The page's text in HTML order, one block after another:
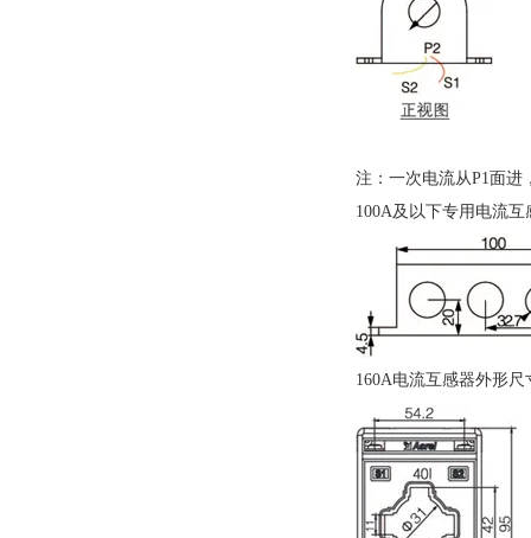
注：一次电流从P1面进
100A及以下专用电流
160A电流互感器外形尺